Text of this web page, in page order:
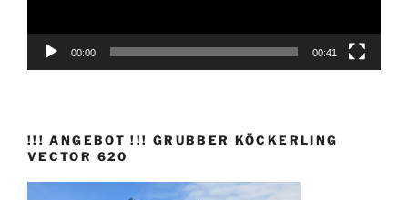
00:00 00:41
!!! ANGEBOT !!! GRUBBER KÖCKERLING
VECTOR 620